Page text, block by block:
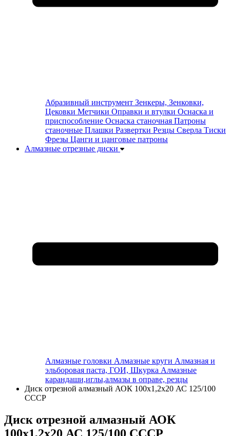
Абразивный инструмент Зенкеры, Зенковки,
Цековки Метчики Оправки и втулки Оснаска и
приспособление Оснаска станочная Патроны
станочные Плашки Развертки Резцы Сверла Тиски
Фрезы Цанги и цанговые патроны
Алмазные отрезные диски
Алмазные головки Алмазные круги Алмазная и
эльборовая паста, ГОИ, Шкурка Алмазные
карандаши,иглы,алмазы в оправе, резцы
Диск отрезной алмазный АОК 100х1,2х20 АС 125/100
СССР
Диск отрезной алмазный АОК